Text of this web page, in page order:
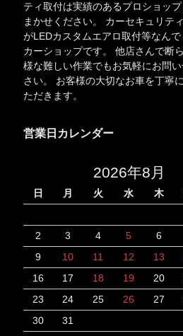
ティ取付は実績のあるプロショッ
まかせください。 カーセキュリテ
がLEDカスタムエアロ取付等なん
カーショップです。 他店さんで断
様な難しい作業でもお気軽にお問
さい。 お客様の大切なお車を丁寧
ただきます。
営業日カレンダー
2026年8月
日 月 火 水 木
2
3 4 5 6
9
10 11 12 13
16
17 18 19 20
23
24 25 26 27
30
31